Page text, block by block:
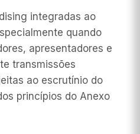
integradas ao
quando
apresentadores e
transmissões
ao escrutínio do
princípios do Anexo